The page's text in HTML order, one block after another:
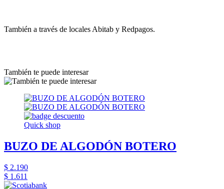
También a través de locales Abitab y Redpagos.
También te puede interesar
Quick shop
BUZO DE ALGODÓN BOTERO
$ 2.190
$ 1.611